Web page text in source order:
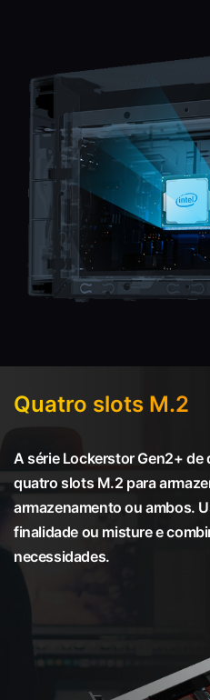
Quatro slots M.2
A série Lockerstor Gen2+
quatro slots M.2 para
armazenamento ou ambos.
finalidade ou misture e
necessidades.